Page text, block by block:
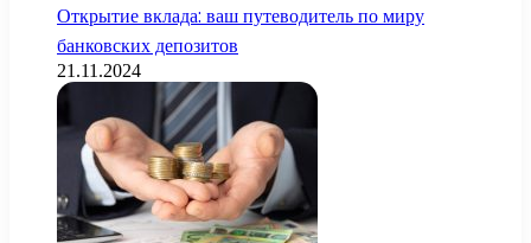
Открытие вклада: ваш путеводитель по миру
банковских депозитов
21.11.2024